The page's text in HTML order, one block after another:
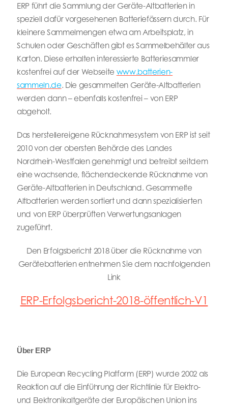
ERP führt die Sammlung der Geräte-Altbatterien in
speziell dafür vorgesehenen Batteriefässern durch. Für
kleinere Sammelmengen etwa am Arbeitsplatz, in
Schulen oder Geschäften gibt es Sammelbehälter aus
Karton. Diese erhalten interessierte Batteriesammler
kostenfrei auf der Webseite www.batterien-
sammeln.de. Die gesammelten Geräte-Altbatterien
werden dann – ebenfalls kostenfrei – von ERP
abgeholt.
Das herstellereigene Rücknahmesystem von ERP ist seit
2010 von der obersten Behörde des Landes
Nordrhein-Westfalen genehmigt und betreibt seitdem
eine wachsende, flächendeckende Rücknahme von
Geräte-Altbatterien in Deutschland. Gesammelte
Altbatterien werden sortiert und dann spezialisierten
und von ERP überprüften Verwertungsanlagen
zugeführt.
Den Erfolgsbericht 2018 über die Rücknahme von
Gerätebatterien entnehmen Sie dem nachfolgenden
Link
ERP-Erfolgsbericht-2018-öffentlich-V1
Über ERP
Die European Recycling Platform (ERP) wurde 2002 als
Reaktion auf die Einführung der Richtlinie für Elektro-
und Elektronikaltgeräte der Europäischen Union ins